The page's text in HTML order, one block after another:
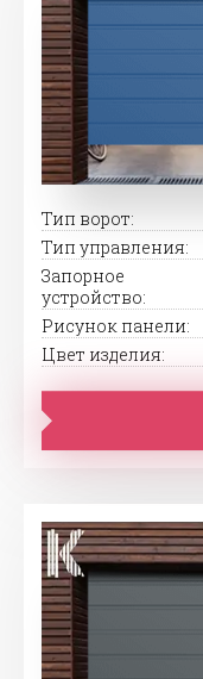
Тип ворот:
Тип управления:
Запорное
устройство:
Рисунок панели:
Цвет изделия: